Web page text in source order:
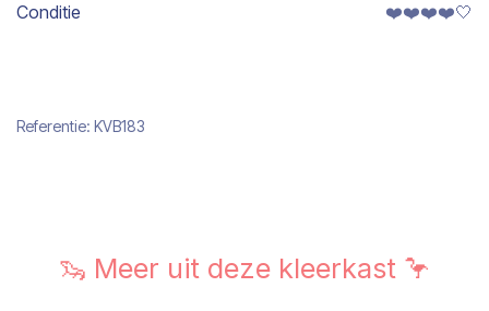
Conditie ❤️❤️❤️❤️🤍
Referentie: KVB183
🦦 Meer uit deze kleerkast 🦩